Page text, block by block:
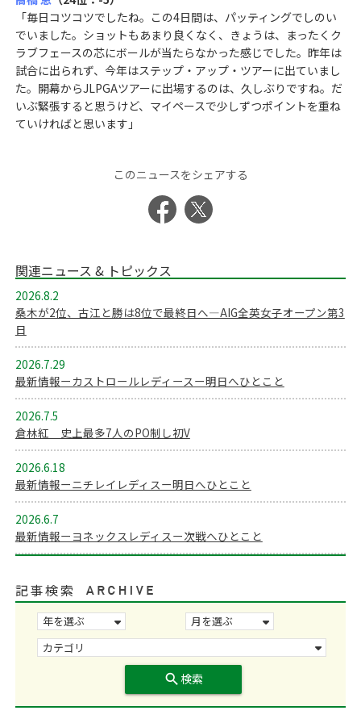
「毎日コツコツでしたね。この4日間は、パッティングでしのい
でいました。ショットもあまり良くなく、きょうは、まったくク
ラブフェースの芯にボールが当たらなかった感じでした。昨年は
試合に出られず、今年はステップ・アップ・ツアーに出ていまし
た。開幕からJLPGAツアーに出場するのは、久しぶりですね。だ
いぶ緊張すると思うけど、マイペースで少しずつポイントを重ね
ていければと思います」
このニュースをシェアする
関連ニュース & トピックス
2026.8.2
桑木が2位、古江と勝は8位で最終日へ―AIG全英女子オープン第3
日
2026.7.29
最新情報ーカストロールレディースー明日へひとこと
2026.7.5
倉林紅 史上最多7人のPO制し初V
2026.6.18
最新情報ーニチレイレディスー明日へひとこと
2026.6.7
最新情報ーヨネックスレディスー次戦へひとこと
記事検索
search 検索